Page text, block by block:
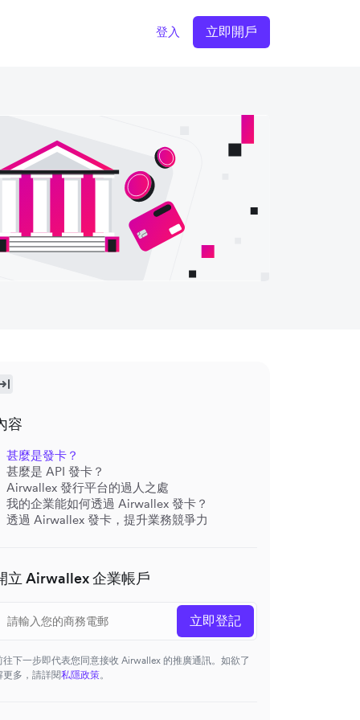
登入 立即開戶
容
甚麼是發卡？
甚麼是 API 發卡？
Airwallex 發行平台的過人之處
我的企業能如何透過 Airwallex 發卡？
透過 Airwallex 發卡，提升業務競爭力
立 Airwallex 企業帳戶
立即登記
往下一步即代表您同意接收 Airwallex 的推廣通訊。如欲了
更多，請詳閱私隱政策。